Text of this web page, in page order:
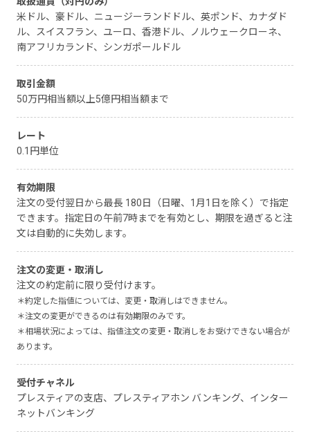
米ドル、豪ドル、ニュージーランドドル、英ポンド、カナダド
ル、スイスフラン、ユーロ、香港ドル、ノルウェークローネ、
南アフリカランド、シンガポールドル
取引金額
50万円相当額以上5億円相当額まで
レート
0.1円単位
有効期限
注文の受付翌日から最長 180日（日曜、1月1日を除く）で指定
できます。指定日の午前7時までを有効とし、期限を過ぎると注
文は自動的に失効します。
注文の変更・取消し
注文の約定前に限り受付けます。
＊約定した指値については、変更・取消しはできません。
＊注文の変更ができるのは有効期限のみです。
＊相場状況によっては、指値注文の変更・取消しをお受けできない場合が
あります。
受付チャネル
プレスティアの支店、プレスティアホン バンキング、インター
ネットバンキング